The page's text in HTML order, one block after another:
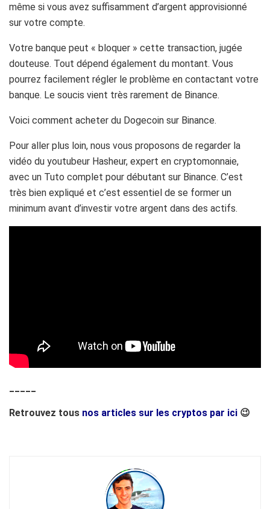
même si vous avez suffisamment d’argent approvisionné
sur votre compte.
Votre banque peut « bloquer » cette transaction, jugée
douteuse. Tout dépend également du montant. Vous
pourrez facilement régler le problème en contactant votre
banque. Le soucis vient très rarement de Binance.
Voici comment acheter du Dogecoin sur Binance.
Pour aller plus loin, nous vous proposons de regarder la
vidéo du youtubeur Hasheur, expert en cryptomonnaie,
avec un Tuto complet pour débutant sur Binance. C’est
très bien expliqué et c’est essentiel de se former un
minimum avant d’investir votre argent dans des actifs.
Retrouvez tous nos articles sur les cryptos par ici 😉